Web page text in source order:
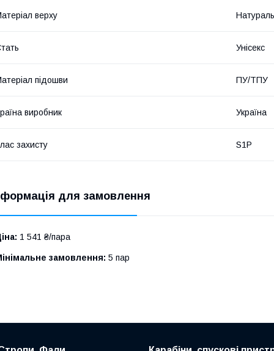
верху
Унісекс
підошви ПУ/ТПУ
виробник Україна
захисту S1P
для замовлення
1 541 ₴/пара
замовлення: 5 пар